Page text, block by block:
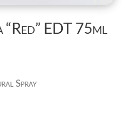
EDT 75ml
Spray